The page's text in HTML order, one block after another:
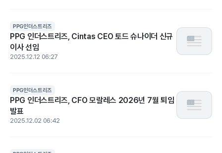
PPG인더스트리즈
PPG 인더스트리즈, Cintas CEO 토드 슈나이더 신규
이사 선임
2025.12.12 06:27
PPG인더스트리즈
PPG 인더스트리즈, CFO 모랄레스 2026년 7월 퇴임
발표
2025.12.02 06:42